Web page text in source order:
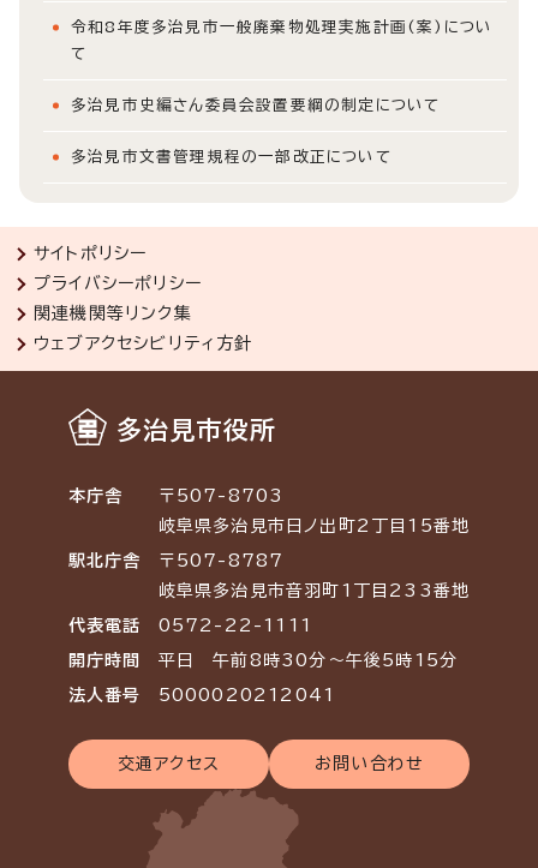
令和8年度多治見市一般廃棄物処理実施計画(案)につい
て
多治見市史編さん委員会設置要綱の制定について
多治見市文書管理規程の一部改正について
サイトポリシー
プライバシーポリシー
関連機関等リンク集
ウェブアクセシビリティ方針
多治見市役所
本庁舎
〒507-8703
岐阜県多治見市日ノ出町2丁目15番地
駅北庁舎
〒507-8787
岐阜県多治見市音羽町1丁目233番地
代表電話 0572-22-1111
開庁時間 平日 午前8時30分～午後5時15分
法人番号 5000020212041
交通アクセス お問い合わせ